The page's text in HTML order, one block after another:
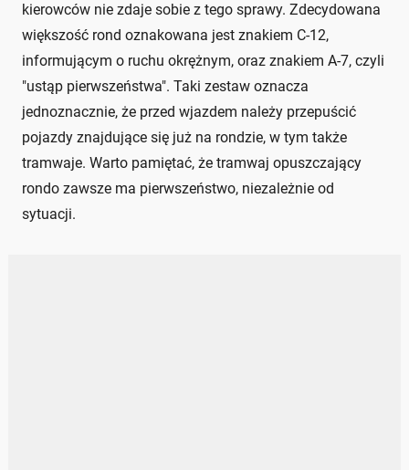
kierowców nie zdaje sobie z tego sprawy. Zdecydowana
większość rond oznakowana jest znakiem C-12,
informującym o ruchu okrężnym, oraz znakiem A-7, czyli
"ustąp pierwszeństwa". Taki zestaw oznacza
jednoznacznie, że przed wjazdem należy przepuścić
pojazdy znajdujące się już na rondzie, w tym także
tramwaje. Warto pamiętać, że tramwaj opuszczający
rondo zawsze ma pierwszeństwo, niezależnie od
sytuacji.